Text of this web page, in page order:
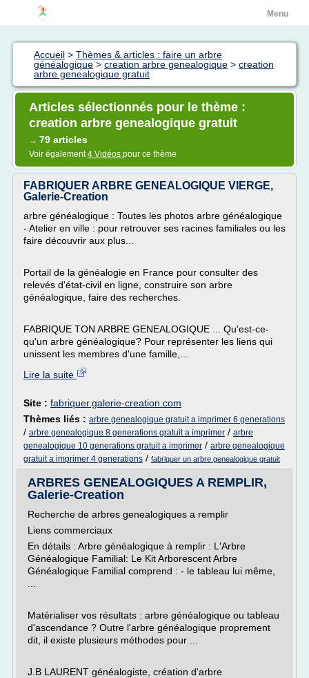
Menu
Accueil > Thèmes & articles : faire un arbre
généalogique > creation arbre genealogique > creation
arbre genealogique gratuit
Articles sélectionnés pour le thème :
creation arbre genealogique gratuit
→ 79 articles
Voir également4 Vidéos pour ce thème
FABRIQUER ARBRE GENEALOGIQUE VIERGE,
Galerie-Creation
arbre généalogique : Toutes les photos arbre généalogique
- Atelier en ville : pour retrouver ses racines familiales ou les
faire découvrir aux plus...
Portail de la généalogie en France pour consulter des
relevés d'état-civil en ligne, construire son arbre
généalogique, faire des recherches.
FABRIQUE TON ARBRE GENEALOGIQUE ... Qu'est-ce-
qu'un arbre généalogique? Pour représenter les liens qui
unissent les membres d'une famille,...
Lire la suite
Site : fabriquer.galerie-creation.com
Thèmes liés : arbre genealogique gratuit a imprimer 6 generations
/ arbre genealogique 8 generations gratuit a imprimer / arbre
genealogique 10 generations gratuit a imprimer / arbre genealogique
gratuit a imprimer 4 generations / fabriquer un arbre genealogique gratuit
ARBRES GENEALOGIQUES A REMPLIR,
Galerie-Creation
Recherche de arbres genealogiques a remplir
Liens commerciaux
En détails : Arbre généalogique à remplir : L'Arbre
Généalogique Familial: Le Kit Arborescent Arbre
Généalogique Familial comprend : - le tableau lui même,
Matérialiser vos résultats : arbre généalogique ou tableau
d'ascendance ? Outre l'arbre généalogique proprement
dit, il existe plusieurs méthodes pour ...
J.B LAURENT généalogiste, création d'arbre